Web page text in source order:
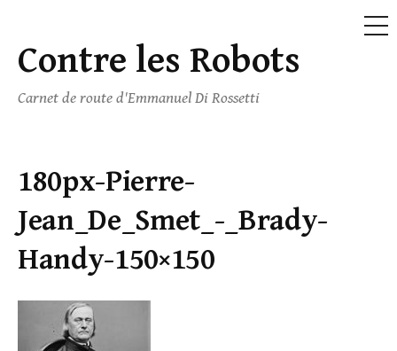
Skip
to
content
Contre les Robots
Carnet de route d'Emmanuel Di Rossetti
180px-Pierre-
Jean_De_Smet_-_Brady-
Handy-150×150